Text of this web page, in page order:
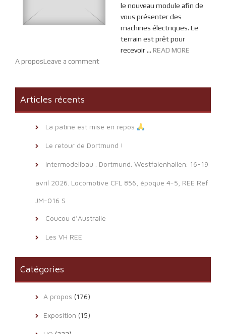
le nouveau module afin de
vous présenter des
machines électriques. Le
terrain est prêt pour
recevoir ... READ MORE
A proposLeave a comment
Articles récents
La patine est mise en repos
Le retour de Dortmund !
Intermodellbau . Dortmund. Westfalenhallen. 16-19
avril 2026. Locomotive CFL 856, époque 4-5, REE Ref
JM-016 S
Coucou d’Australie
Les VH REE
Catégories
A propos (176)
Exposition (15)